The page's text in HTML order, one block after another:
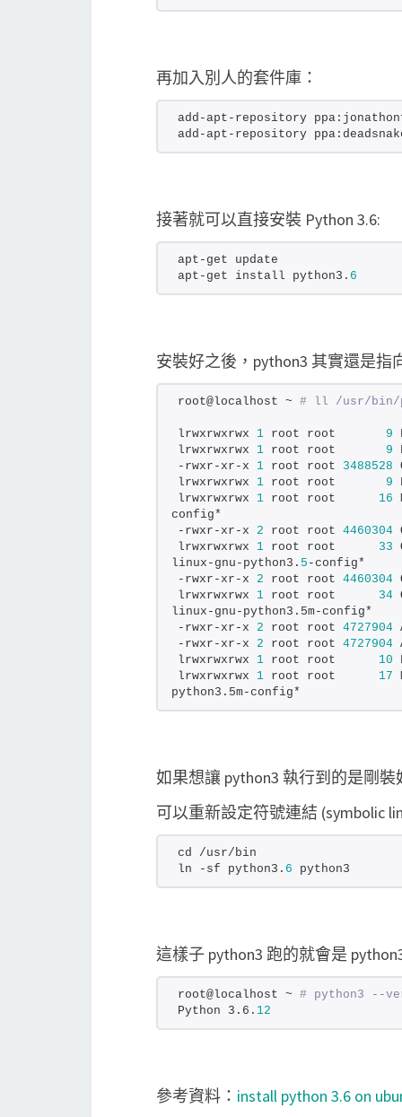
再加入別人的套件庫：
add-apt-repository
add-apt-repository
接著就可以直接安裝 Python 3.6:
apt-get update
apt-get install python3. 6
安裝好之後，python3 其實還是指
root@localhost ~ # ll /usr/bin/
lrwxrwxrwx 1 root root 9
lrwxrwxrwx 1 root root 9
-rwxr-xr-x 1 root root 3488528
lrwxrwxrwx 1 root root 9
lrwxrwxrwx 1 root root 16
config*
-rwxr-xr-x 2 root root 4460304
lrwxrwxrwx 1 root root 33
linux-gnu-python3. 5 -config*
-rwxr-xr-x 2 root root 4460304
lrwxrwxrwx 1 root root 34
linux-gnu-python3.5m-config*
-rwxr-xr-x 2 root root 4727904
-rwxr-xr-x 2 root root 4727904
lrwxrwxrwx 1 root root 10
lrwxrwxrwx 1 root root 17
python3.5m-config*
如果想讓 python3 執行到的是剛裝
可以重新設定符號連結 (symbolic
cd /usr/bin
ln -sf python3. 6 python3
這樣子 python3 跑的就會是
root@localhost ~ # python3 --
Python 3.6. 12
參考資料： install python 3.6 on